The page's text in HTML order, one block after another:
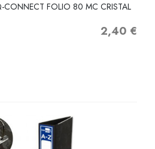
CONNECT FOLIO 80 MC CRISTAL
Precio
2,40 €